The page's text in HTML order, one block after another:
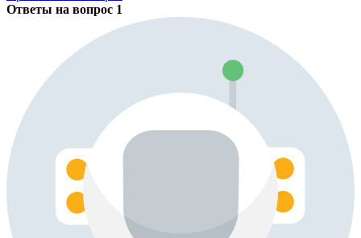
Ответы на вопрос 1